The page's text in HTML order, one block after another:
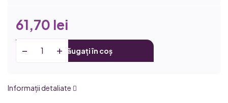
61,70 lei
Adăugați în coș
Informaţii detaliate